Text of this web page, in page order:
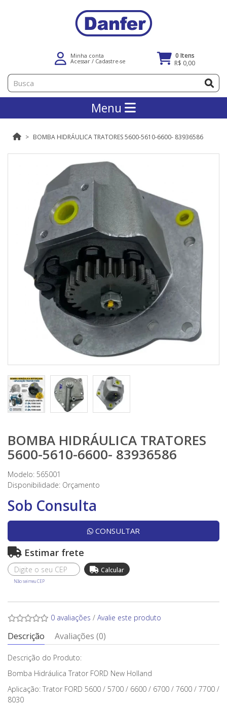
Minha conta
Acessar / Cadastre-se
0 Itens
R$ 0,00
Menu
BOMBA HIDRÁULICA TRATORES 5600-5610-6600- 83936586
BOMBA HIDRÁULICA TRATORES
5600-5610-6600- 83936586
Modelo: 565001
Disponibilidade: Orçamento
Sob Consulta
CONSULTAR
Estimar frete
Não sei meu CEP
0 avaliações / Avalie este produto
Descrição Avaliações (0)
Descrição do Produto:
Bomba Hidráulica Trator FORD New Holland
Aplicação: Trator FORD 5600 / 5700 / 6600 / 6700 / 7600 / 7700 /
8030